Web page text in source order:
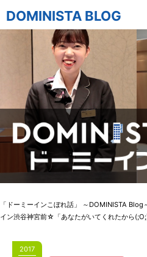
DOMINISTA BLOG
「ドーミーインこぼれ話」 ～DOMINISTA Blog
イン渋谷神宮前☆「あなたがいてくれたから(;O;)
2017